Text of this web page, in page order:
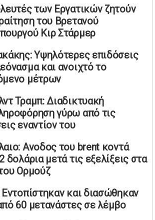
Λινού αφήνει ανοιχτό το
ένταξης στον νέο
| 17:01
Κανείς δεν έχει δικαίωμα να
τον πρόεδρο και την
του
| 15:59
Ο Ανδρουλάκης
στις συμφωνίες για τις
Αρχές
| 09:36
πωλήσεις καπνικών και
σε 88.000 σημεία
των Εργατικών ζητούν
του Βρετανού
Κιρ Στάρμερ
Υψηλότερες επιδόσεις
και ανοιχτό το
μέτρων
Τραμπ: Διαδικτυακή
γύρω από τις
εναντίον του
Ανοδος του brent κοντά
δολάρια μετά τις εξελίξεις στα
Ορμούζ
και διασώθηκαν
60 μετανάστες σε λέμβο